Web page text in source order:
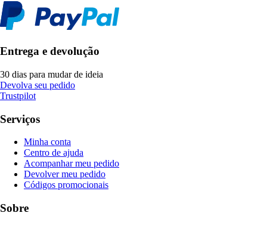
Entrega e devolução
30 dias para mudar de ideia
Devolva seu pedido
Trustpilot
Serviços
Minha conta
Centro de ajuda
Acompanhar meu pedido
Devolver meu pedido
Códigos promocionais
Sobre